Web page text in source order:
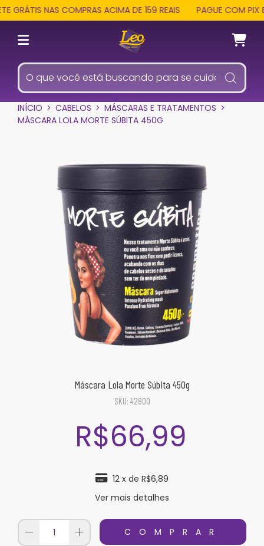
GRÁTIS NAS COMPRAS ACIMA DE 159 REAIS PAGUE COM PIX E
INÍCIO > CABELOS > MÁSCARAS E TRATAMENTOS >
MÁSCARA LOLA MORTE SÚBITA 450G
Máscara Lola Morte Súbita 450g
SKU: 42800
R$66,99
12 x de R$6,89
Ver mais detalhes